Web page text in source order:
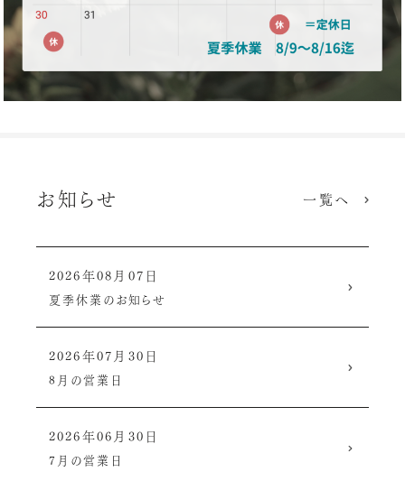
お知らせ 一覧へ
2026年08月07日
夏季休業のお知らせ
2026年07月30日
8月の営業日
2026年06月30日
7月の営業日